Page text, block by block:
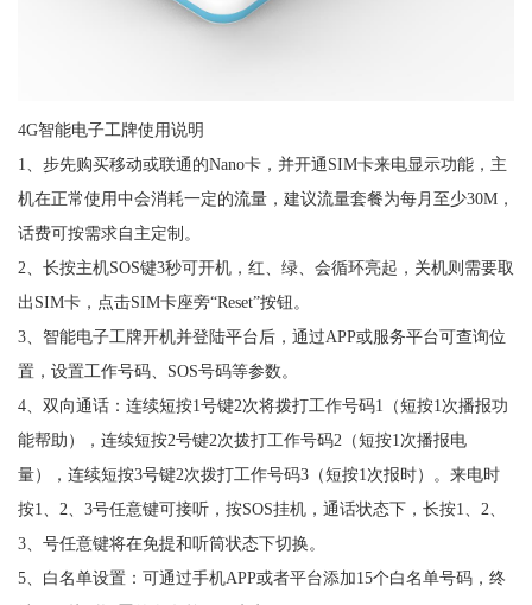
4G智能电子工牌使用说明
1、步先购买移动或联通的Nano卡，并开通SIM卡来电显示功能，主
机在正常使用中会消耗一定的流量，建议流量套餐为每月至少30M，
话费可按需求自主定制。
2、长按主机SOS键3秒可开机，红、绿、会循环亮起，关机则需要取
出SIM卡，点击SIM卡座旁“Reset”按钮。
3、智能电子工牌开机并登陆平台后，通过APP或服务平台可查询位
置，设置工作号码、SOS号码等参数。
4、双向通话：连续短按1号键2次将拨打工作号码1（短按1次播报功
能帮助），连续短按2号键2次拨打工作号码2（短按1次播报电
量），连续短按3号键2次拨打工作号码3（短按1次报时）。来电时
按1、2、3号任意键可接听，按SOS挂机，通话状态下，长按1、2、
3、号任意键将在免提和听筒状态下切换。
5、白名单设置：可通过手机APP或者平台添加15个白名单号码，终